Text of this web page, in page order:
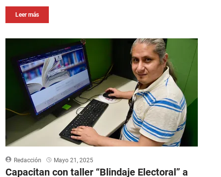
Leer más
Redacción Mayo 21, 2025
Capacitan con taller “Blindaje Electoral” a